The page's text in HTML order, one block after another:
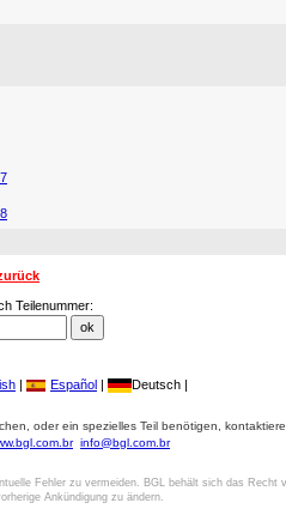
Teilenummer:
| Español | Deutsch |
oder ein spezielles Teil benötigen,
info@bgl.com.br
Fehler zu vermeiden. BGL behält sich das Recht
Ankündigung zu ändern.